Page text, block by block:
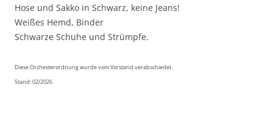
Hose und Sakko in Schwarz, keine Jeans!
Weißes Hemd, Binder
Schwarze Schuhe und Strümpfe.
Diese Orchesterordnung wurde vom Vorstand verabschiedet.
Stand: 02/2026